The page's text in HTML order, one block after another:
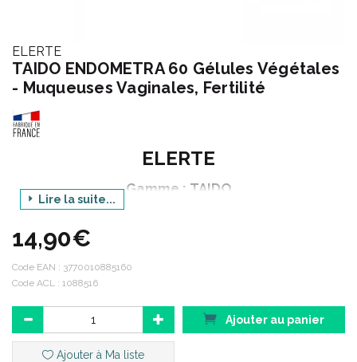
ELERTE
TAIDO ENDOMETRA 60 Gélules Végétales
- Muqueuses Vaginales, Fertilité
ELERTE
Gamme : TAIDO
Produit : ENDOMETRA
Conditionnement : 60 gélules végétales
Code ACL : 1088516
Code EAN : 3770010885160
Lire la suite...
14,90€
Code EAN : 3770010885160
Code ACL : 1088516
Ajouter au panier
Ajouter à Ma liste